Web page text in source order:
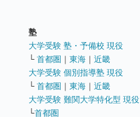
塾
大学受験 塾・予備校 現役
└ 首都圏 ｜ 東海 ｜ 近畿
大学受験 個別指導塾 現役
└ 首都圏 ｜ 東海 ｜ 近畿
大学受験 難関大学特化型 現役
└首都圏